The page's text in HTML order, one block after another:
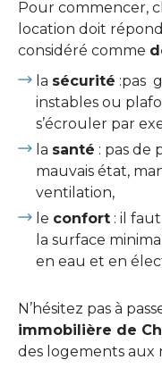
Pour commencer,
location doit
considéré comme
la sécurité :pas
instables ou
s’écrouler par
la santé : pas de
mauvais état,
ventilation,
le confort : il
la surface
en eau et en
N’hésitez pas à
immobilière de
des logements aux